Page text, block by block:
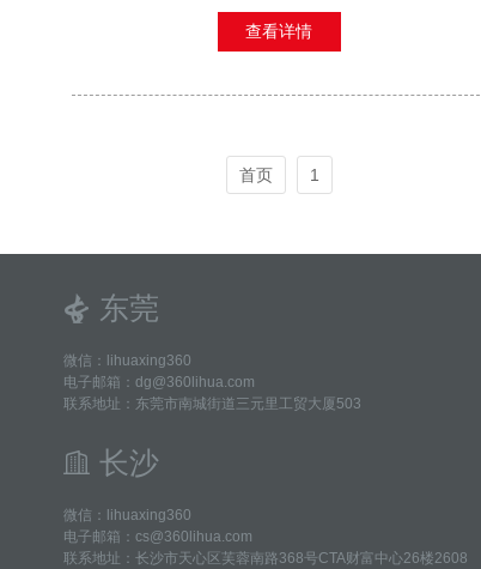
查看详情
首页 1
东莞
微信：lihuaxing360
电子邮箱：dg@360lihua.com
联系地址：东莞市南城街道三元里工贸大厦503
长沙
微信：lihuaxing360
电子邮箱：cs@360lihua.com
联系地址：长沙市天心区芙蓉南路368号CTA财富中心26楼2608